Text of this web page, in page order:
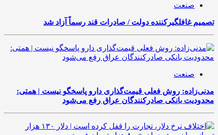
صنعت
تصمیم غافلگیرکننده دولت / صادرات قند رسماً آزاد شد
صنعت
مدنی‌زاده: روش فعلی قیمت‌گذاری دارو پاسخگو نیست | همتی:
محدودیت بانکی صادرکنندگان عراق رفع می‌شود